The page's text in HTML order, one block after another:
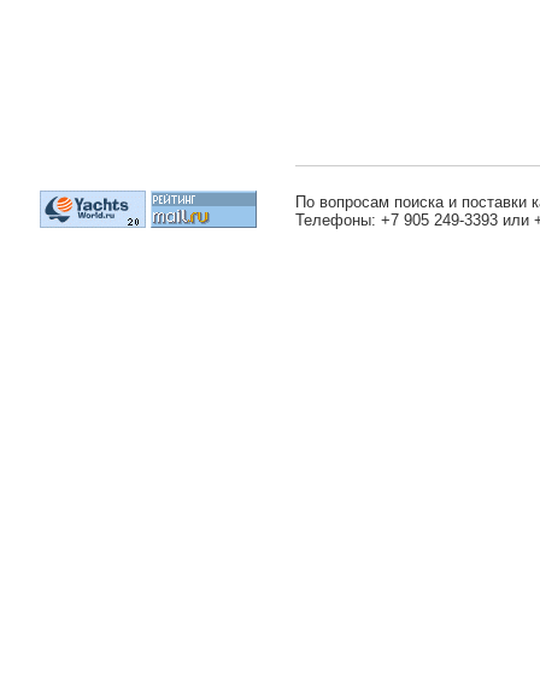
По вопросам поиска и поставки
Телефоны: +7 905 249-3393 или